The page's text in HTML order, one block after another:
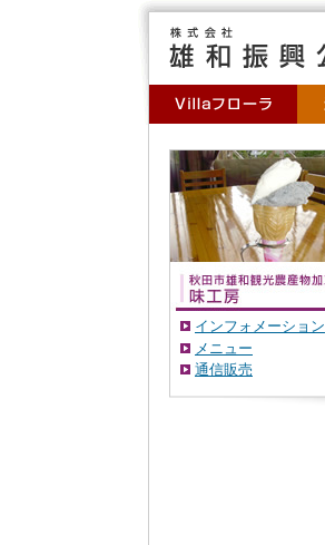
インフォメーション
メニュー
通信販売